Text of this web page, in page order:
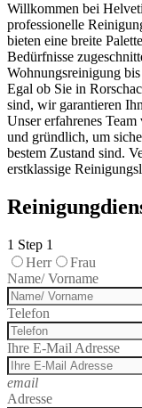
Willkommen bei
professionelle
bieten eine breite
Bedürfnisse
Wohnungsreinigung
Egal ob Sie in
sind, wir garantieren
Unser erfahrenes
und gründlich, um
bestem Zustand sind.
erstklassige
1 Step 1
Herr
Frau
Name/ Vorname
Telefon
Ihre E-Mail Adresse
email
Adresse